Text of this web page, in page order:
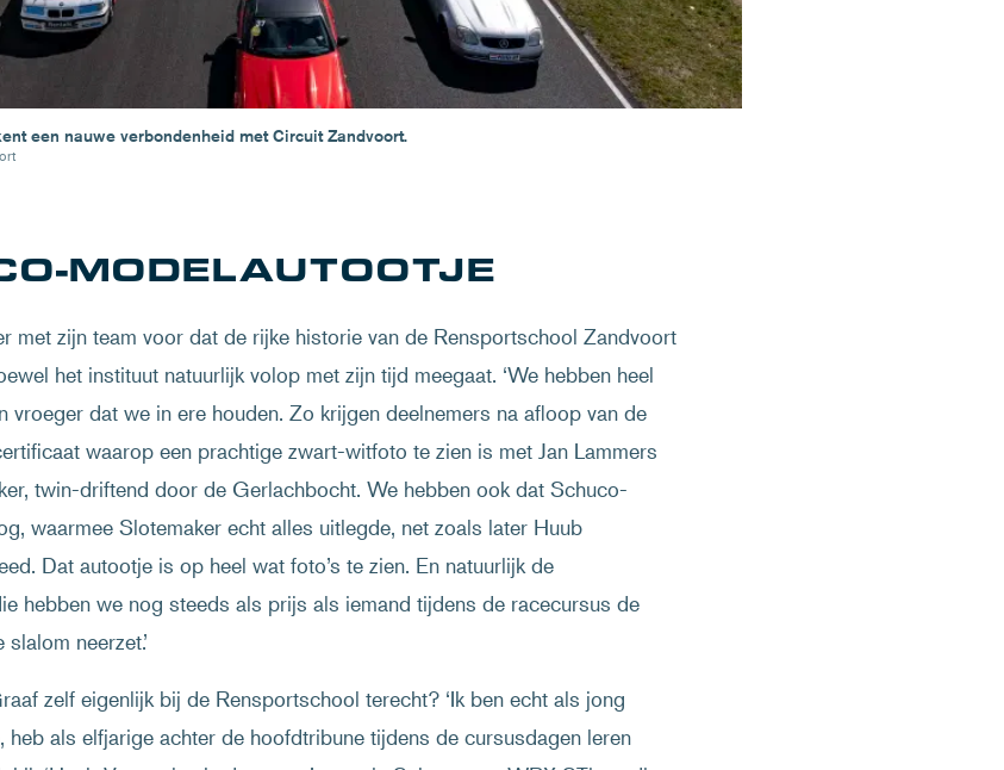
een nauwe verbondenheid met Circuit Zandvoort.
MODELAUTOOTJE
met zijn team voor dat de rijke historie van de Rensportschool Zandvoort
het instituut natuurlijk volop met zijn tijd meegaat. ‘We hebben heel
vroeger dat we in ere houden. Zo krijgen deelnemers na afloop van de
waarop een prachtige zwart-witfoto te zien is met Jan Lammers
twin-driftend door de Gerlachbocht. We hebben ook dat Schuco-
waarmee Slotemaker echt alles uitlegde, net zoals later Huub
Dat autootje is op heel wat foto’s te zien. En natuurlijk de
hebben we nog steeds als prijs als iemand tijdens de racecursus de
neerzet.’
zelf eigenlijk bij de Rensportschool terecht? ‘Ik ben echt als jong
heb als elfjarige achter de hoofdtribune tijdens de cursusdagen leren